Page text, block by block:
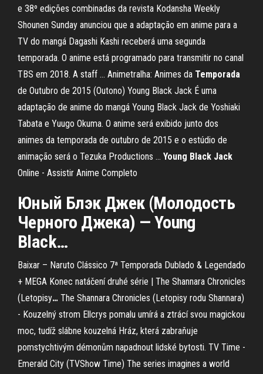
e 38º edições combinadas da revista Kodansha Weekly
Shounen Sunday anunciou que a adaptação em anime para a
TV do mangá Dagashi Kashi receberá uma segunda
temporada. O anime está programado para transmitir no canal
TBS em 2018. A staff ... Animetralha: Animes da Temporada
de Outubro de 2015 (Outono) Young Black Jack É uma
adaptação de anime do mangá Young Black Jack de Yoshiaki
Tabata e Yuugo Okuma. O anime será exibido junto dos
animes da temporada de outubro de 2015 e o estúdio de
animação será o Tezuka Productions ... Young Black Jack
Online - Assistir Anime Completo
Юный Блэк Джек(Молодость
Черного Джека) — Young
Black…
Baixar – Naruto Clássico 7ª Temporada Dublado & Legendado
+ MEGA Konec natáčení druhé série | The Shannara Chronicles
(Letopisy… The Shannara Chronicles (Letopisy rodu Shannara)
- Kouzelný strom Ellcrys pomalu umírá a ztrácí svou magickou
moc, tudíž slábne kouzelná Hráz, která zabraňuje
pomstychtivým démonům napadnout lidské bytosti. TV Time -
Emerald City (TVShow Time) The series imagines a world